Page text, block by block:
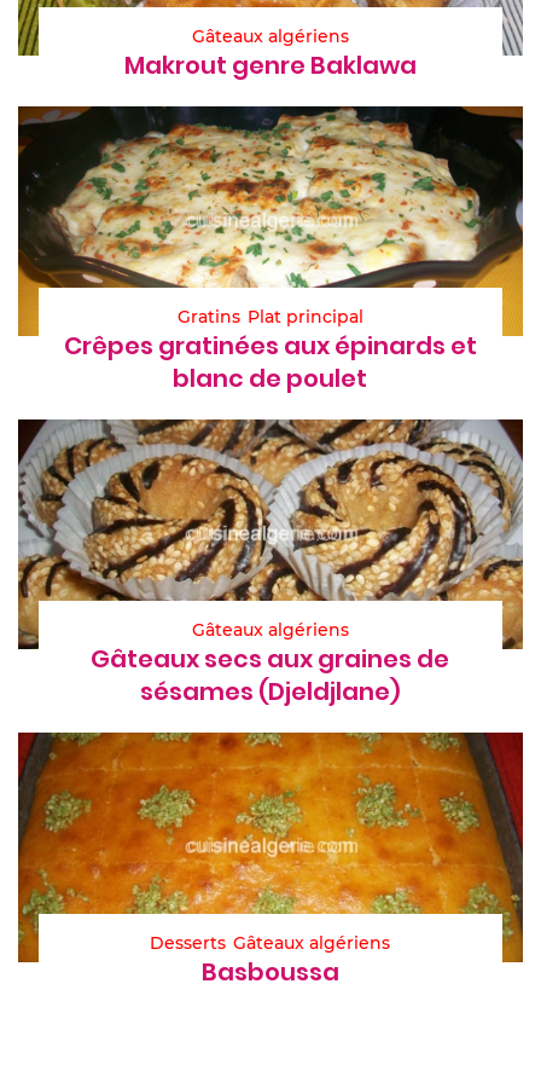
Gâteaux algériens
Makrout genre Baklawa
Gratins Plat principal
Crêpes gratinées aux épinards et
blanc de poulet
Gâteaux algériens
Gâteaux secs aux graines de
sésames (Djeldjlane)
Desserts Gâteaux algériens
Basboussa